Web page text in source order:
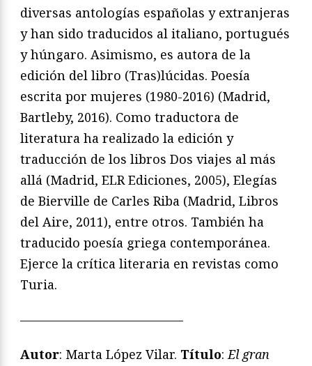
diversas antologías españolas y extranjeras
y han sido traducidos al italiano, portugués
y húngaro. Asimismo, es autora de la
edición del libro (Tras)lúcidas. Poesía
escrita por mujeres (1980-2016) (Madrid,
Bartleby, 2016). Como traductora de
literatura ha realizado la edición y
traducción de los libros Dos viajes al más
allá (Madrid, ELR Ediciones, 2005), Elegías
de Bierville de Carles Riba (Madrid, Libros
del Aire, 2011), entre otros. También ha
traducido poesía griega contemporánea.
Ejerce la crítica literaria en revistas como
Turia.
—————————————
Autor: Marta López Vilar. Título:El gran